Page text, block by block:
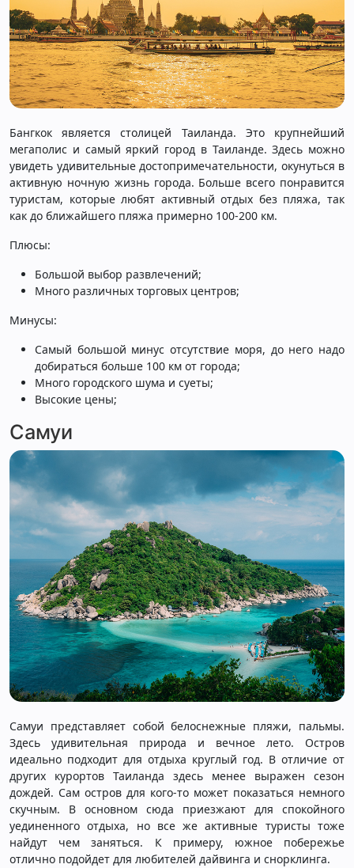
Бангкок является столицей Таиланда. Это крупнейший
мегаполис и самый яркий город в Таиланде. Здесь можно
увидеть удивительные достопримечательности, окунуться в
активную ночную жизнь города. Больше всего понравится
туристам, которые любят активный отдых без пляжа, так
как до ближайшего пляжа примерно 100-200 км.
Плюсы:
Большой выбор развлечений;
Много различных торговых центров;
Минусы:
Самый большой минус отсутствие моря, до него надо
добираться больше 100 км от города;
Много городского шума и суеты;
Высокие цены;
Самуи
Самуи представляет собой белоснежные пляжи, пальмы.
Здесь удивительная природа и вечное лето. Остров
идеально подходит для отдыха круглый год. В отличие от
других курортов Таиланда здесь менее выражен сезон
дождей. Сам остров для кого-то может показаться немного
скучным. В основном сюда приезжают для спокойного
уединенного отдыха, но все же активные туристы тоже
найдут чем заняться. К примеру, южное побережье
отлично подойдет для любителей дайвинга и снорклинга.